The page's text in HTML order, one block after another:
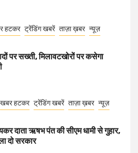
हटकर ट्रेंडिंग खबरें ताज़ा ख़बर न्यूज़
पर सख्ती, मिलावटखोरों पर कसेगा
खबर हटकर ट्रेंडिंग खबरें ताज़ा ख़बर न्यूज़
दाता ऋषभ पंत की सीएम धामी से गुहार,
दो सरकार